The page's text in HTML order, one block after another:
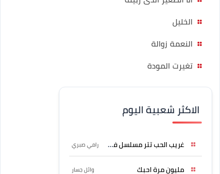
الخليل
النعمة زوالة
تغيرت المودة
الاكثر شعبية اليوم
غريب الحب تتر مسلسل فرصة رامي صبري
مليون مرة احبك وائل جسار